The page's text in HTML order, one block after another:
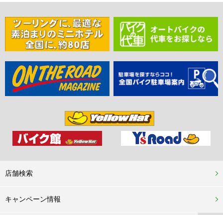
店舗検索
キャンペーン情報